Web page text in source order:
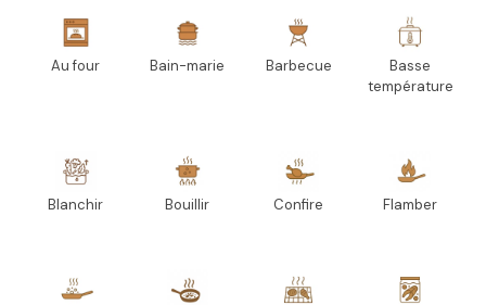
Au four Bain-marie Barbecue
Basse
température
Blanchir Bouillir Confire Flamber